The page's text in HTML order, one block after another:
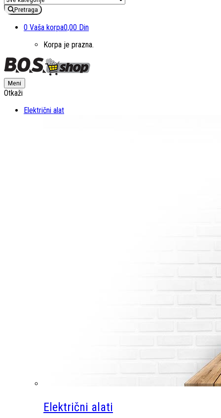
Pretraga
0 Vaša korpa0,00 Din
Korpa je prazna.
Meni
Otkaži
Električni alat
Električni alati